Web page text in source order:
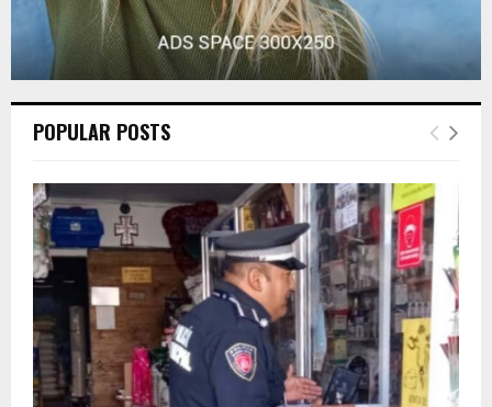
POPULAR POSTS